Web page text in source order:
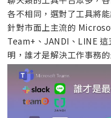
各不相同，選對了工具將
針對市面上主流的
Team+、JANDI、LINE
明，誰才是解決工作事務的